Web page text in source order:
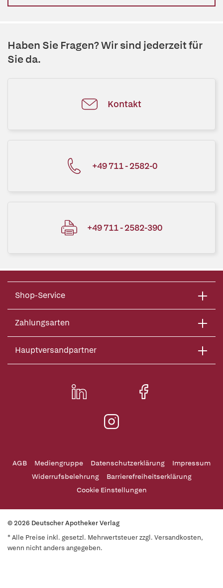
Haben Sie Fragen? Wir sind jederzeit für
Sie da.
Kontakt
+49 711 - 2582-0
+49 711 - 2582-390
Shop-Service
Zahlungsarten
Hauptversandpartner
AGB Mediengruppe Datenschutzerklärung
Impressum
Widerrufsbelehrung
Barrierefreiheitserklärung
Cookie Einstellungen
© 2026 Deutscher Apotheker Verlag
* Alle Preise inkl. gesetzl. Mehrwertsteuer zzgl. Versandkosten,
wenn nicht anders angegeben.